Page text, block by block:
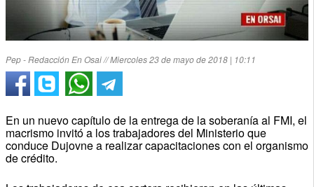
Pep - Redacción En Osai // Miercoles 23 de mayo de 2018 | 10:11
En un nuevo capítulo de la entrega de la soberanía al FMI, el
macrismo invitó a los trabajadores del Ministerio que
conduce Dujovne a realizar capacitaciones con el organismo
de crédito.